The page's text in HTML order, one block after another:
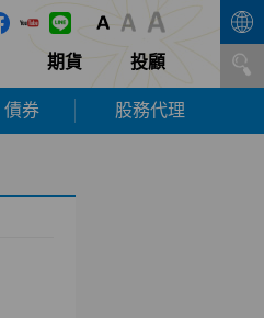
期貨 投顧
債券 股務代理